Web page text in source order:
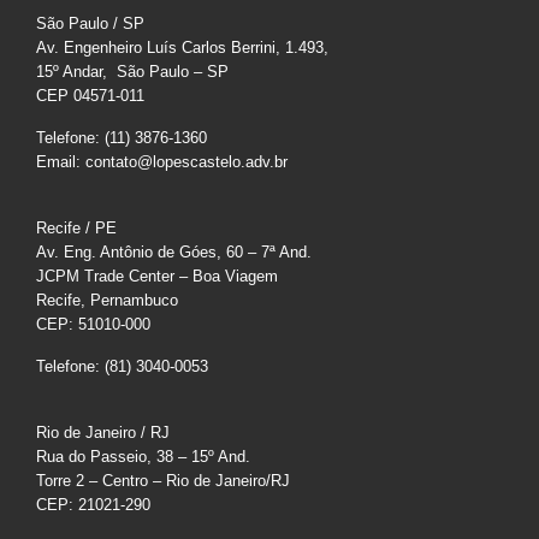
São Paulo / SP
Av. Engenheiro Luís Carlos Berrini, 1.493,
15º Andar, São Paulo – SP
CEP 04571-011
Telefone: (11) 3876-1360
Email: contato@lopescastelo.adv.br
Recife / PE
Av. Eng. Antônio de Góes, 60 – 7ª And.
JCPM Trade Center – Boa Viagem
Recife, Pernambuco
CEP: 51010-000
Telefone: (81) 3040-0053
Rio de Janeiro / RJ
Rua do Passeio, 38 – 15º And.
Torre 2 – Centro – Rio de Janeiro/RJ
CEP: 21021-290